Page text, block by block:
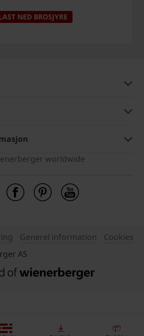
NED BROSJYRE
worldwide
Generel information
Cookies
AS